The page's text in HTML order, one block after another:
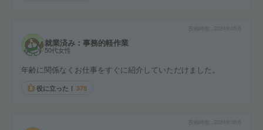
2024年05月
就業済み：事務的軽作業
50代女性
年齢に関係なくお仕事をすぐに紹介していただけました。
役に立った！ 378
2024年06月